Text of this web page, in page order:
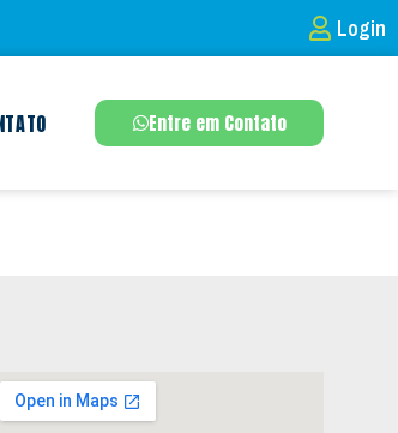
Login
Entre em Contato